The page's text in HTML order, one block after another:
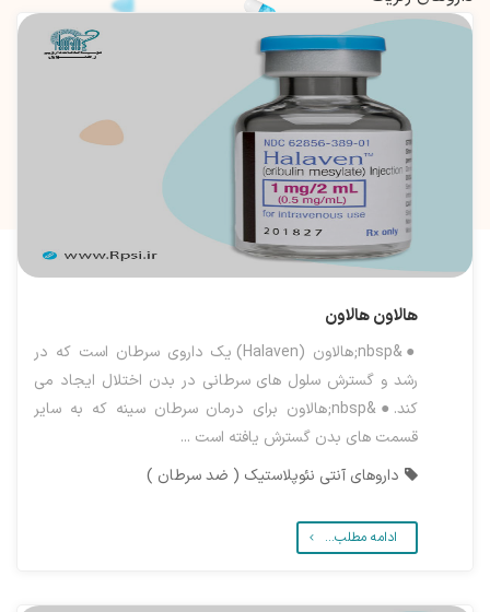
هالاونهالاون
●&nbsp;هالاون (Halaven) یک داروی سرطان است که در
رشد و گسترش سلول های سرطانی در بدن اختلال ایجاد می
کند.●&nbsp;هالاون برای درمان سرطان سینه که به سایر
قسمت های بدن گسترش یافته است ...
داروهای آنتی نئوپلاستیک ( ضد سرطان )
ادامه مطلب...